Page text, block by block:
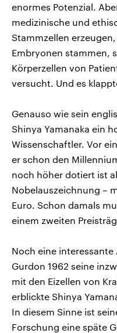
enormes Potenzial.
medizinische und
Stammzellen
Embryonen stammen,
Körperzellen von
versucht. Und es
Genauso wie sein
Shinya Yamanaka ein
Wissenschaftler. Vor
er schon den
noch höher dotiert ist
Nobelauszeichnung –
Euro. Schon damals
einem zweiten
Noch eine interessante
Gurdon 1962 seine
mit den Eizellen von
erblickte Shinya
In diesem Sinne ist
Forschung eine späte